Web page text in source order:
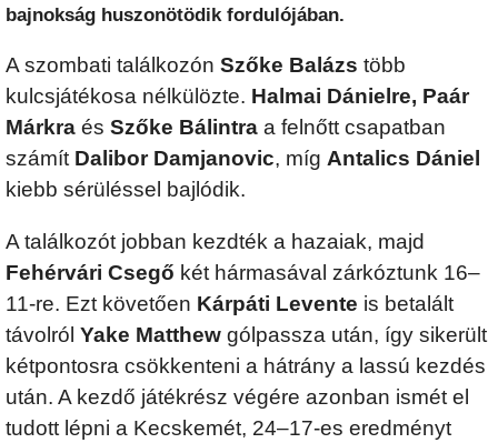
bajnokság huszonötödik fordulójában.
A szombati találkozón Szőke Balázs több
kulcsjátékosa nélkülözte. Halmai Dánielre, Paár
Márkra és Szőke Bálintra a felnőtt csapatban
számít Dalibor Damjanovic, míg Antalics Dániel
kiebb sérüléssel bajlódik.
A találkozót jobban kezdték a hazaiak, majd
Fehérvári Csegő két hármasával zárkóztunk 16–
11-re. Ezt követően Kárpáti Levente is betalált
távolról Yake Matthew gólpassza után, így sikerült
kétpontosra csökkenteni a hátrány a lassú kezdés
után. A kezdő játékrész végére azonban ismét el
tudott lépni a Kecskemét, 24–17-es eredményt